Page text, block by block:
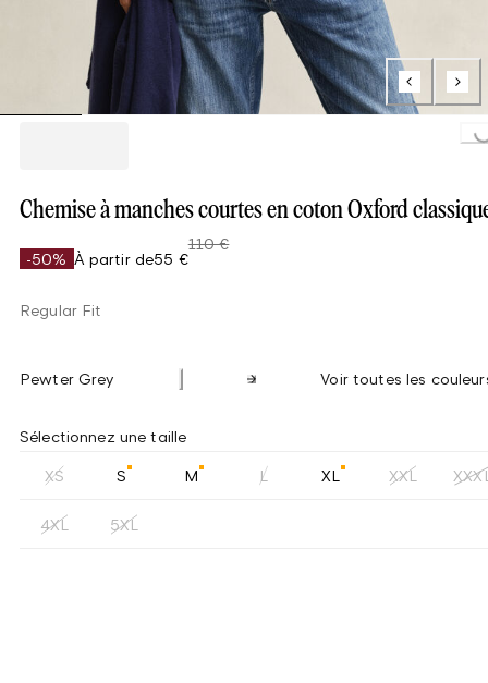
Loading...
Chemise à manches courtes en coton Oxford
-50% À partir de55 €
110 €
Regular Fit
Pewter Grey Voir toutes les
Sélectionnez une taille
XS S M L XL XXL
4XL 5XL